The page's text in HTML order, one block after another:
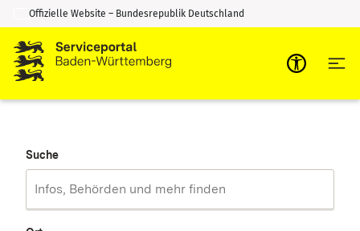
Zum Inhalt springen
Zur Suche springen
Offizielle Website – Bundesrepublik Deutschland
Suche